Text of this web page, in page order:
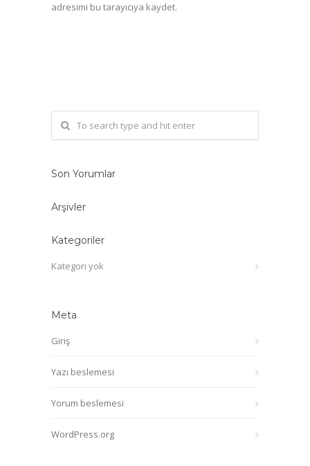
adresimi bu tarayıcıya kaydet.
Son Yorumlar
Arşivler
Kategoriler
Kategori yok
Meta
Giriş
Yazı beslemesi
Yorum beslemesi
WordPress.org